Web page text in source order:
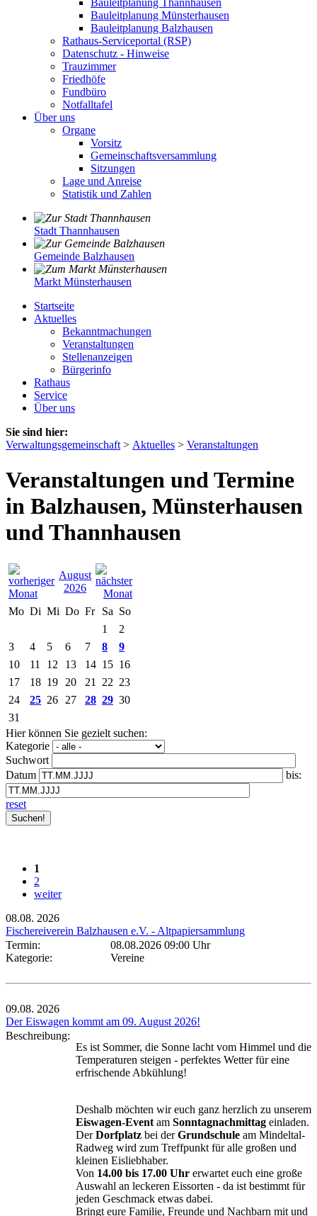
Bauleitplanung Thannhausen
Bauleitplanung Münsterhausen
Bauleitplanung Balzhausen
Rathaus-Serviceportal (RSP)
Datenschutz - Hinweise
Trauzimmer
Friedhöfe
Fundbüro
Notfalltafel
Über uns
Organe
Vorsitz
Gemeinschaftsversammlung
Sitzungen
Lage und Anreise
Statistik und Zahlen
Stadt Thannhausen
Gemeinde Balzhausen
Markt Münsterhausen
Startseite
Aktuelles
Bekanntmachungen
Veranstaltungen
Stellenanzeigen
Bürgerinfo
Rathaus
Service
Über uns
Sie sind hier:
Verwaltungsgemeinschaft > Aktuelles > Veranstaltungen
Veranstaltungen und Termine
in Balzhausen, Münsterhausen
und Thannhausen
August
2026
Mo Di Mi Do Fr Sa So
1
2
3
4 5 6 7 8
9
10
11 12 13 14 15 16
17
18 19 20 21 22 23
24
25 26 27 28 29 30
31
Hier können Sie gezielt suchen:
Kategorie
Suchwort
Datum
bis:
reset
1
2
weiter
08.08. 2026
Fischereiverein Balzhausen e.V. - Altpapiersammlung
Termin:
08.08.2026 09:00 Uhr
Kategorie:
Vereine
09.08. 2026
Der Eiswagen kommt am 09. August 2026!
Beschreibung:
Es ist Sommer, die Sonne lacht vom Himmel und die
Temperaturen steigen - perfektes Wetter für eine
erfrischende Abkühlung!
Deshalb möchten wir euch ganz herzlich zu unserem
Eiswagen-Event am Sonntagnachmittag einladen.
DerDorfplatz bei derGrundschule am Mindeltal-
Radweg wird zum Treffpunkt für alle großen und
kleinen Eisliebhaber.
Von 14.00 bis 17.00 Uhr erwartet euch eine große
Auswahl an leckeren Eissorten - da ist bestimmt für
jeden Geschmack etwas dabei.
Bringt eure Familie, Freunde und Nachbarn mit und